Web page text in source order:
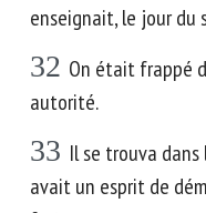
enseignait, le jour du
32 On était frappé
autorité.
33 Il se trouva
avait un esprit de